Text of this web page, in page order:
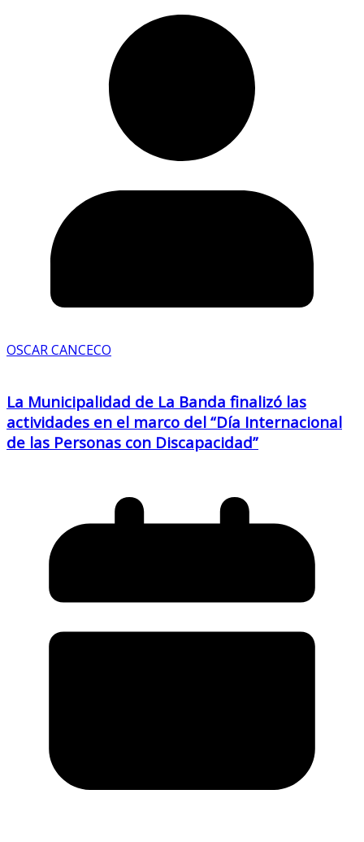
OSCAR CANCECO
La Municipalidad de La Banda finalizó las
actividades en el marco del “Día Internacional
de las Personas con Discapacidad”